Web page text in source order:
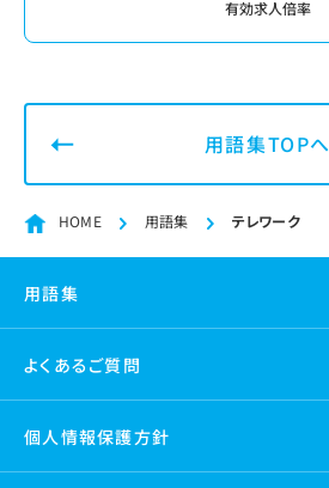
有効求人倍率
用語集TOPへ
HOME 用語集 テレワーク
用語集
よくあるご質問
個人情報保護方針